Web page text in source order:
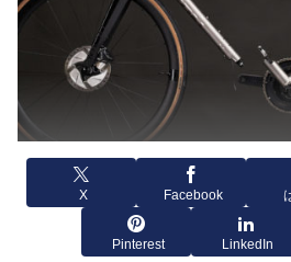
X Facebook
Pinterest LinkedIn